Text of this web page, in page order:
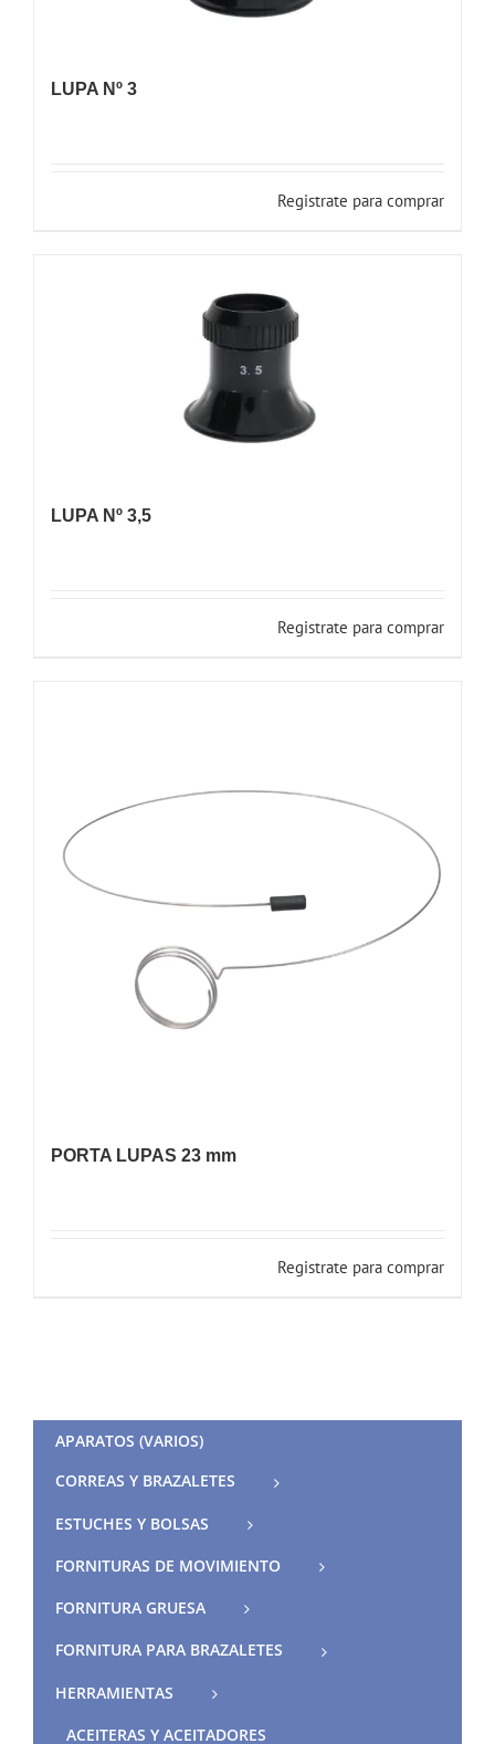
LUPA Nº 3
Registrate para comprar
LUPA Nº 3,5
Registrate para comprar
PORTA LUPAS 23 mm
Registrate para comprar
APARATOS (VARIOS)
CORREAS Y BRAZALETES
ESTUCHES Y BOLSAS
FORNITURAS DE MOVIMIENTO
FORNITURA GRUESA
FORNITURA PARA BRAZALETES
HERRAMIENTAS
ACEITERAS Y ACEITADORES